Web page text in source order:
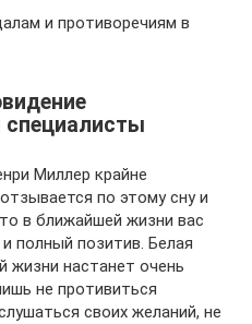
и противоречиям в
специалисты
Миллер крайне
по этому сну и
в ближайшей жизни вас
полный позитив. Белая
жизни настанет очень
не противиться
своих желаний, не